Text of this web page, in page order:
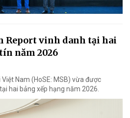
Report vinh danh tại hai
năm 2026
Nam (HoSE: MSB) vừa được
hai bảng xếp hạng năm 2026.